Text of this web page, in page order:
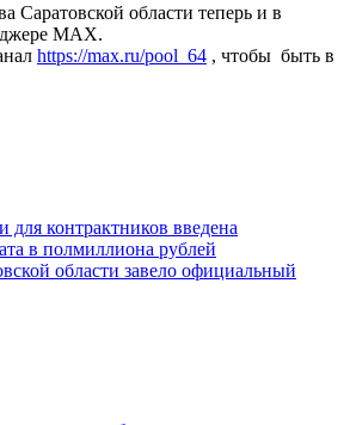
Саратовской области теперь и в
MAX.
https://max.ru/pool_64 , чтобы быть в
для контрактников введена
в полмиллиона рублей
области завело официальный